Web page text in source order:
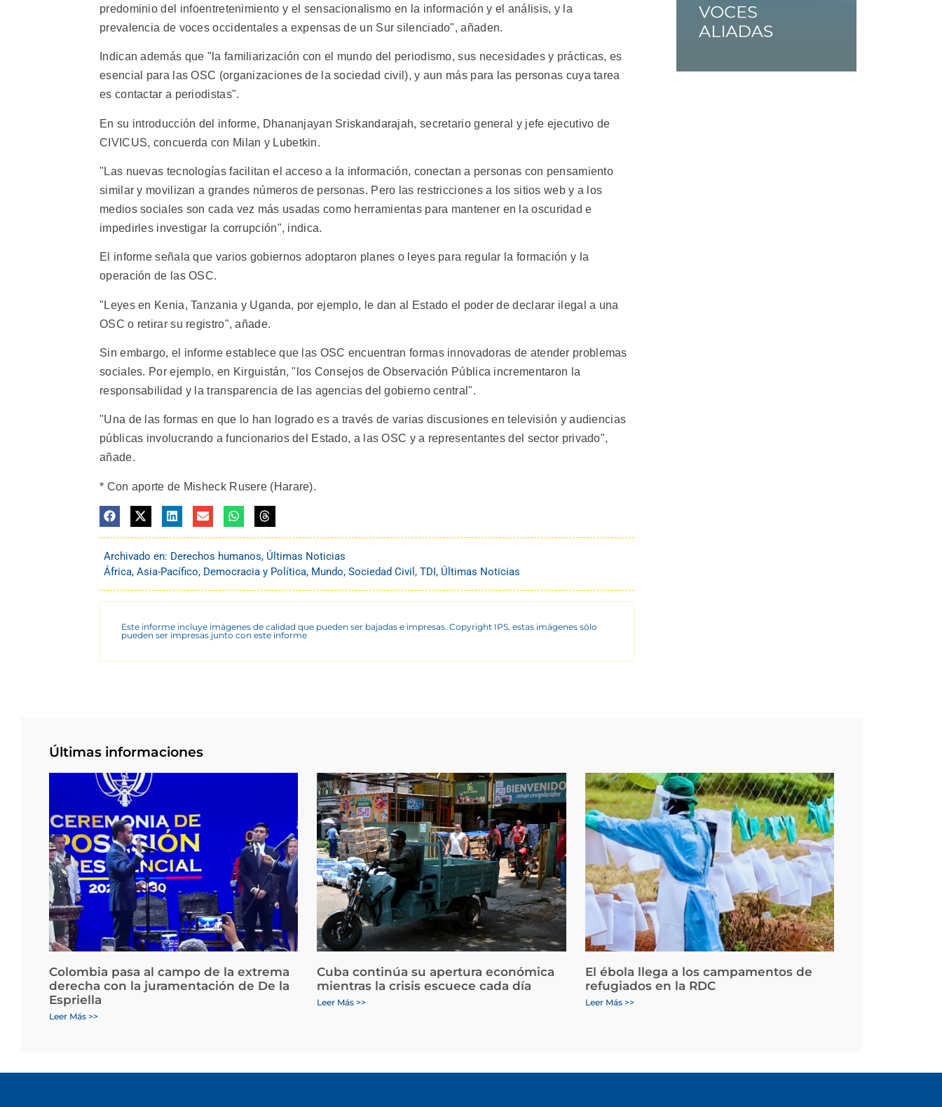
predominio del infoentretenimiento y el sensacionalismo en la información y el análisis, y la
prevalencia de voces occidentales a expensas de un Sur silenciado", añaden.
Indican además que "la familiarización con el mundo del periodismo, sus necesidades y prácticas, es
esencial para las OSC (organizaciones de la sociedad civil), y aun más para las personas cuya tarea
es contactar a periodistas".
En su introducción del informe, Dhananjayan Sriskandarajah, secretario general y jefe ejecutivo de
CIVICUS, concuerda con Milan y Lubetkin.
"Las nuevas tecnologías facilitan el acceso a la información, conectan a personas con pensamiento
similar y movilizan a grandes números de personas. Pero las restricciones a los sitios web y a los
medios sociales son cada vez más usadas como herramientas para mantener en la oscuridad e
impedirles investigar la corrupción", indica.
El informe señala que varios gobiernos adoptaron planes o leyes para regular la formación y la
operación de las OSC.
"Leyes en Kenia, Tanzania y Uganda, por ejemplo, le dan al Estado el poder de declarar ilegal a una
OSC o retirar su registro", añade.
Sin embargo, el informe establece que las OSC encuentran formas innovadoras de atender problemas
sociales. Por ejemplo, en Kirguistán, "los Consejos de Observación Pública incrementaron la
responsabilidad y la transparencia de las agencias del gobierno central".
"Una de las formas en que lo han logrado es a través de varias discusiones en televisión y audiencias
públicas involucrando a funcionarios del Estado, a las OSC y a representantes del sector privado",
añade.
* Con aporte de Misheck Rusere (Harare).
Archivado en: Derechos humanos, Últimas Noticias
África, Asia-Pacífico, Democracia y Política, Mundo, Sociedad Civil , TDI, Últimas Noticias
Este informe incluye imágenes de calidad que pueden ser bajadas e impresas. Copyright IPS, estas imágenes sólo
pueden ser impresas junto con este informe
Últimas informaciones
Colombia pasa al campo de la extrema
derecha con la juramentación de De la
Espriella
Leer Más >>
Cuba continúa su apertura económica
mientras la crisis escuece cada día
Leer Más >>
El ébola llega a los campamentos de
refugiados en la RDC
Leer Más >>